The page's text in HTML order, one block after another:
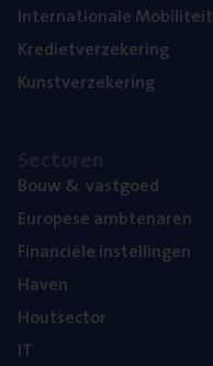
Inter­na­ti­o­na­le Mobiliteit
Kre­diet­ver­ze­ke­ring
Kunst­ver­ze­ke­ring
Bouw& vastgoed
Euro­pe­se ambtenaren
Finan­ci­ë­le instellingen
Haven
Hout­sec­tor
IT